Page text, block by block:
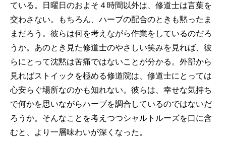
ている。日曜日のおよそ４時間以外は、修道士は言葉を
交わさない。もちろん、ハーブの配合のときも黙ったま
まだろう。彼らは何を考えながら作業をしているのだろ
うか。あのとき見た修道士のやさしい笑みを見れば、彼
らにとって沈黙は苦痛ではないことが分かる。外部から
見ればストイックを極める修道院は、修道士にとっては
心安らぐ場所なのかも知れない。彼らは、幸せな気持ち
で何かを思いながらハーブを調合しているのではないだ
ろうか。そんなことを考えつつシャルトルーズを口に含
むと、より一層味わいが深くなった。